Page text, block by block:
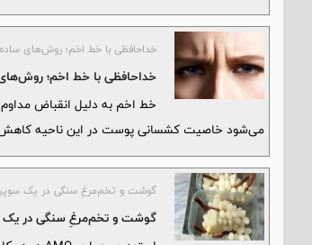
خداحافظی با خط اخم؛ روش‌های
خداحافظی با خط اخم؛
خط اخم به دلیل انقباض
می‌شود خاصیت کشسانی پوست در این ناحیه کاهش
گوشت و تخم‌مرغِ سنگی در یک
گوشت و تخم‌مرغِ سنگی در